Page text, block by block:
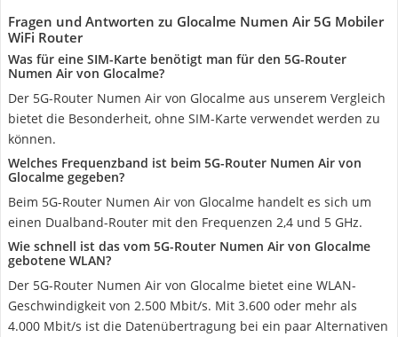
Fragen und Antworten zu Glocalme Numen Air 5G Mobiler
WiFi Router
Was für eine SIM-Karte benötigt man für den 5G-Router
Numen Air von Glocalme?
Der 5G-Router Numen Air von Glocalme aus unserem Vergleich
bietet die Besonderheit, ohne SIM-Karte verwendet werden zu
können.
Welches Frequenzband ist beim 5G-Router Numen Air von
Glocalme gegeben?
Beim 5G-Router Numen Air von Glocalme handelt es sich um
einen Dualband-Router mit den Frequenzen 2,4 und 5 GHz.
Wie schnell ist das vom 5G-Router Numen Air von Glocalme
gebotene WLAN?
Der 5G-Router Numen Air von Glocalme bietet eine WLAN-
Geschwindigkeit von 2.500 Mbit/s. Mit 3.600 oder mehr als
4.000 Mbit/s ist die Datenübertragung bei ein paar Alternativen